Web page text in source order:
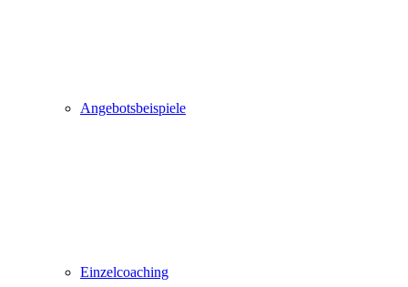
Angebotsbeispiele
Einzelcoaching